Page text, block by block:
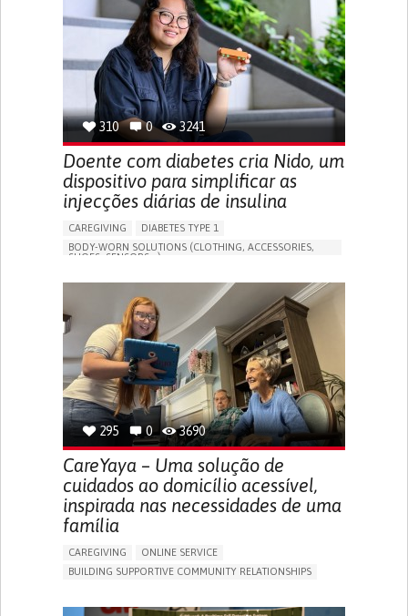
MANAGING NEUROLOGICAL DISORDERS
CAREGIVING SUPPORT
GENERAL AND FAMILY MEDICINE
NEUROLOGY
FRANCE
310 0 3241
Doente com diabetes cria Nido, um
dispositivo para simplificar as
injecções diárias de insulina
CAREGIVING
DIABETES TYPE 1
BODY-WORN SOLUTIONS (CLOTHING, ACCESSORIES,
SHOES, SENSORS...)
295 0 3690
CareYaya – Uma solução de
cuidados ao domicílio acessível,
inspirada nas necessidades de uma
família
CAREGIVING
ONLINE SERVICE
BUILDING SUPPORTIVE COMMUNITY RELATIONSHIPS
GENERAL AND FAMILY MEDICINE
AGING